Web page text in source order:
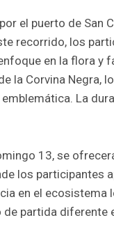
el puerto de San
recorrido, los
en la flora y
la Corvina Negra,
La
13, se
los participantes
en el
partida diferente